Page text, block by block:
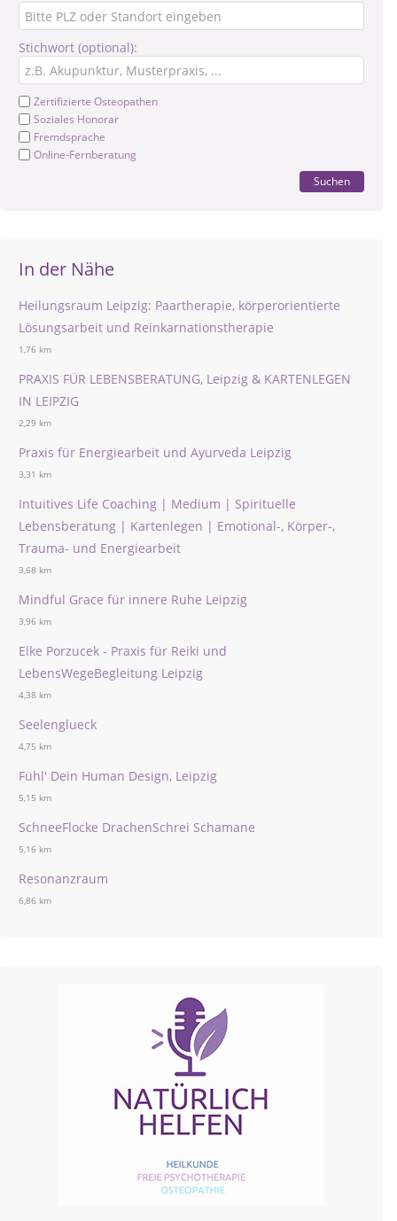
Stichwort (optional):
Zertifizierte Osteopathen
Soziales Honorar
Fremdsprache
Online-Fernberatung
Suchen
In der Nähe
Heilungsraum Leipzig: Paartherapie, körperorientierte
Lösungsarbeit und Reinkarnationstherapie
1,76 km
PRAXIS FÜR LEBENSBERATUNG, Leipzig & KARTENLEGEN
IN LEIPZIG
2,29 km
Praxis für Energiearbeit und Ayurveda Leipzig
3,31 km
Intuitives Life Coaching | Medium | Spirituelle
Lebensberatung | Kartenlegen | Emotional-, Körper-,
Trauma- und Energiearbeit
3,68 km
Mindful Grace für innere Ruhe Leipzig
3,96 km
Elke Porzucek - Praxis für Reiki und
LebensWegeBegleitung Leipzig
4,38 km
Seelenglueck
4,75 km
Fühl' Dein Human Design, Leipzig
5,15 km
SchneeFlocke DrachenSchrei Schamane
5,16 km
Resonanzraum
6,86 km